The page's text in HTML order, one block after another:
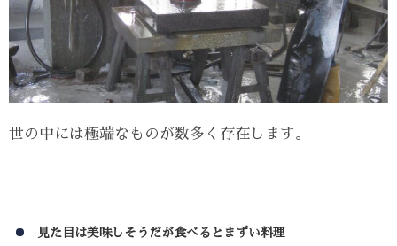
世の中には極端なものが数多く存在します。
見た目は美味しそうだが食べるとまずい料理